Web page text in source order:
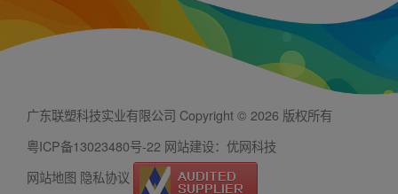
广东联塑科技实业有限公司 Copyright © 2026 版权所有
粤ICP备13023480号-22 网站建设：优网科技
网站地图 隐私协议